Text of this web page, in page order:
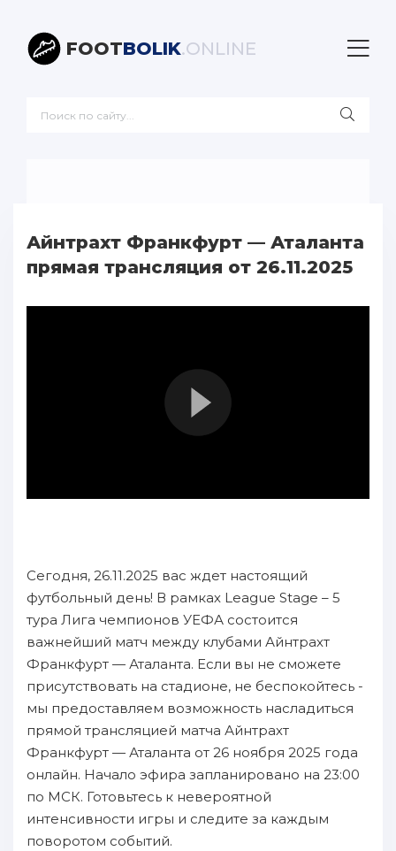
FOOTBOLIK.ONLINE
Айнтрахт Франкфурт — Аталанта
прямая трансляция от 26.11.2025
Сегодня, 26.11.2025 вас ждет настоящий
футбольный день! В рамках League Stage – 5
тура Лига чемпионов УЕФА состоится
важнейший матч между клубами Айнтрахт
Франкфурт — Аталанта. Если вы не сможете
присутствовать на стадионе, не беспокойтесь -
мы предоставляем возможность насладиться
прямой трансляцией матча Айнтрахт
Франкфурт — Аталанта от 26 ноября 2025 года
онлайн. Начало эфира запланировано на 23:00
по МСК. Готовьтесь к невероятной
интенсивности игры и следите за каждым
поворотом событий.